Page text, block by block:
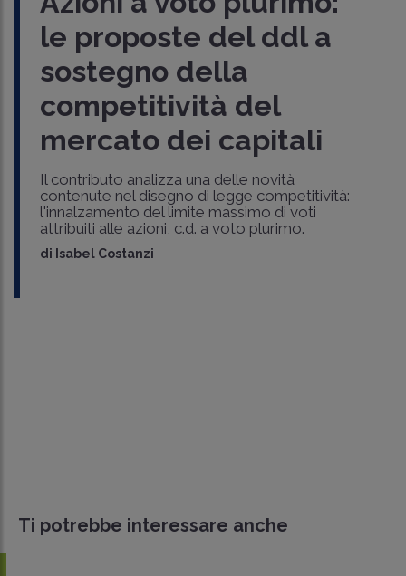
le proposte del ddl a
sostegno della
competitività del
mercato dei capitali
Il contributo analizza una delle novità
contenute nel disegno di legge competitività:
l'innalzamento del limite massimo di voti
attribuiti alle azioni, c.d. a voto plurimo.
di Isabel Costanzi
Ti potrebbe interessare anche